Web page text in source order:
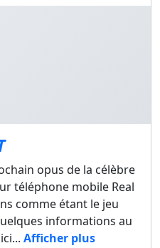
opus de la célèbre
téléphone mobile Real
comme étant le jeu
informations au
Afficher plus